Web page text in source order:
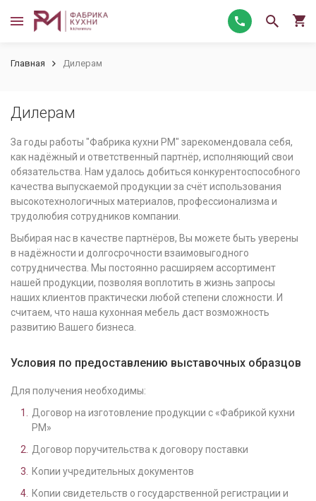
Главная Дилерам
Дилерам
За годы работы "Фабрика кухни РМ" зарекомендовала себя,
как надёжный и ответственный партнёр, исполняющий свои
обязательства. Нам удалось добиться конкурентоспособного
качества выпускаемой продукции за счёт использования
высокотехнологичных материалов, профессионализма и
трудолюбия сотрудников компании.
Выбирая нас в качестве партнёров, Вы можете быть уверены
в надёжности и долгосрочности взаимовыгодного
сотрудничества. Мы постоянно расширяем ассортимент
нашей продукции, позволяя воплотить в жизнь запросы
наших клиентов практически любой степени сложности. И
считаем, что наша кухонная мебель даст возможность
развитию Вашего бизнеса.
Условия по предоставлению выставочных образцов
Для получения необходимы:
Договор на изготовление продукции с «Фабрикой кухни
РМ»
Договор поручительства к договору поставки
Копии учредительных документов
Копии свидетельств о государственной регистрации и